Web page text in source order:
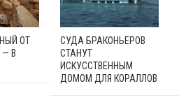
ОТ
— В
СУДА БРАКОНЬЕРОВ
СТАНУТ
ИСКУССТВЕННЫМ
ДОМОМ ДЛЯ КОРАЛЛОВ